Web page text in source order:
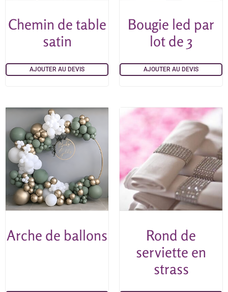
Chemin de table
satin
AJOUTER AU DEVIS
Bougie led par
lot de 3
AJOUTER AU DEVIS
Arche de ballons
Rond de
serviette en
strass